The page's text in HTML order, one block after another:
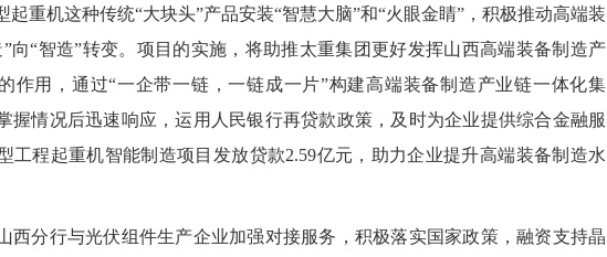
起重机这种传统“大块头”产品安装“智慧大脑”和“火眼金睛”，积极推动高端装
向“智造”转变。项目的实施，将助推太重集团更好发挥山西高端装备制造产
作用，通过“一企带一链，一链成一片”构建高端装备制造产业链一体化集
握情况后迅速响应，运用人民银行再贷款政策，及时为企业提供综合金融服
工程起重机智能制造项目发放贷款2.59亿元，助力企业提升高端装备制造水
分行与光伏组件生产企业加强对接服务，积极落实国家政策，融资支持晶